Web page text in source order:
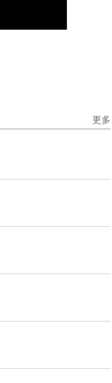
更多